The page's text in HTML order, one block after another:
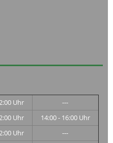
Uhr
---
Uhr
14:00 - 16:00 Uhr
Uhr
---